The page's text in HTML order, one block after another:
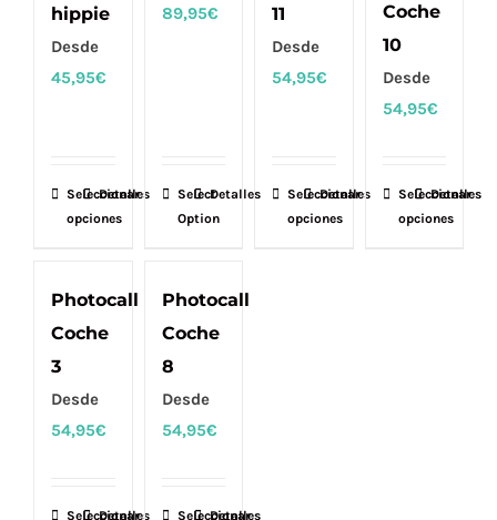
hippie
Desde
45,95€
Seleccionar
opciones
Este
producto
múltiples
en
Detalles
89,95€
Select
Option
Detalles
11
Desde
54,95€
Seleccionar
opciones
Este
producto
Detalles
Coche
10
Desde
54,95€
Seleccionar
opciones
Este
producto
Detalles
Photocall
Coche
3
Desde
54,95€
Seleccionar
Detalles
Photocall
Coche
8
Desde
54,95€
Seleccionar
Detalles